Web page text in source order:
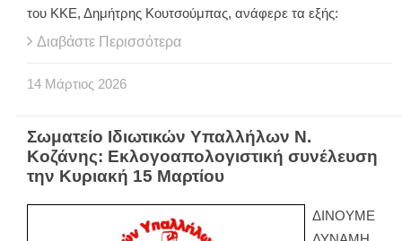
του ΚΚΕ, Δημήτρης Κουτσούμπας, ανάφερε τα εξής:
Διαβάστε Περισσότερα
14 Μάρτιος 2026
Σωματείο Ιδιωτικών Υπαλλήλων Ν.
Κοζάνης: Εκλογοαπολογιστική συνέλευση
την Κυριακή 15 Μαρτίου
ΔΙΝΟΥΜΕ